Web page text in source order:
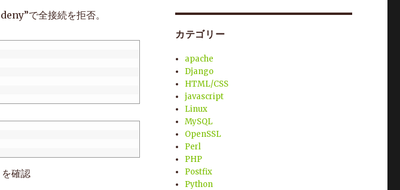
で全接続を拒否。
確認
カテゴリー
apache
Django
HTML/CSS
javascript
Linux
MySQL
OpenSSL
Perl
PHP
Postfix
Python